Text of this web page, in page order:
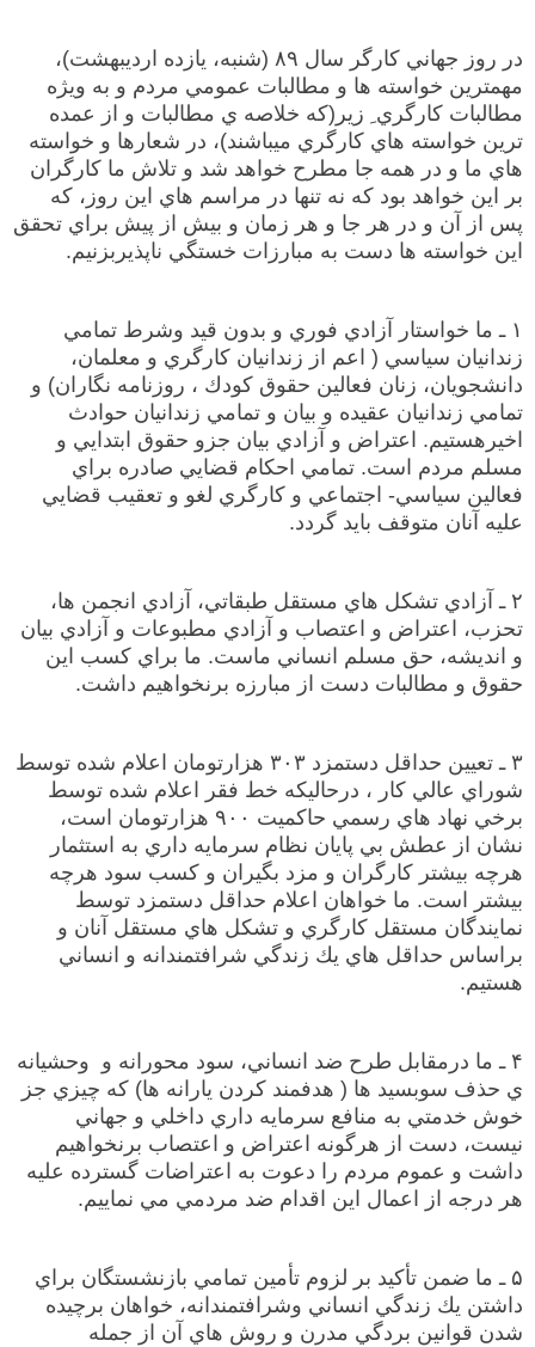
در روز جهاني كارگر سال ۸۹ (شنبه، يازده ارديبهشت)،‌
مهمترين خواسته ها و مطالبات عمومي مردم و به ویژه
مطالبات كارگري ِ زير(كه خلاصه ي مطالبات و از عمده
ترين خواسته هاي كارگري ميباشند)، در شعارها و خواسته
هاي ما و در همه جا مطرح خواهد شد و تلاش ما كارگران
بر اين خواهد بود كه نه تنها در مراسم هاي اين روز، كه
پس از آن و در هر جا و هر زمان و بيش از پيش براي تحقق
اين خواسته ها دست به مبارزات خستگي ناپذيربزنيم.
۱ ـ ما خواستار آزادي فوري و بدون قيد وشرط تمامي
زندانيان سياسي ( اعم از زندانيان كارگري و معلمان،
دانشجويان، زنان فعالين حقوق كودك ، روزنامه نگاران) و
تمامي زندانيان عقيده و بيان و تمامي زندانيان حوادث
اخيرهستيم. اعتراض و آزادي بيان جزو حقوق ابتدايي و
مسلم مردم است. تمامي احكام قضايي صادره براي
فعالين سياسي- اجتماعي و كارگري لغو و تعقيب قضايي
عليه آنان متوقف بايد گردد.
۲ ـ آزادي تشكل هاي مستقل طبقاتي، آزادي انجمن ها،
تحزب، اعتراض و اعتصاب و آزادي مطبوعات و آزادي بيان
و انديشه، حق مسلم انساني ماست. ما براي كسب اين
حقوق و مطالبات دست از مبارزه برنخواهيم داشت.
۳ ـ تعيين حداقل دستمزد ۳۰۳ هزارتومان اعلام شده توسط
شوراي عالي كار ، درحاليكه خط فقر اعلام شده توسط
برخي نهاد هاي رسمي حاكميت ۹۰۰ هزارتومان است،
نشان از عطش بي پايان نظام سرمايه داري به استثمار
هرچه بيشتر كارگران و مزد بگيران و كسب سود هرچه
بيشتر است. ما خواهان اعلام حداقل دستمزد توسط
نمايندگان مستقل كارگري و تشكل هاي مستقل آنان و
براساس حداقل هاي يك زندگي شرافتمندانه و انساني
هستيم.
۴ ـ ما درمقابل طرح ضد انساني، سود محورانه و وحشيانه
ي حذف سوبسيد ها ( هدفمند كردن يارانه ها) كه چيزي جز
خوش خدمتي به منافع سرمايه داري داخلي و جهاني
نيست، دست از هرگونه اعتراض و اعتصاب برنخواهيم
داشت و عموم مردم را دعوت به اعتراضات گسترده عليه
هر درجه از اعمال اين اقدام ضد مردمي مي نماييم.
۵ ـ ما ضمن تأكيد بر لزوم تأمين تمامي بازنشستگان براي
داشتن يك زندگي انساني وشرافتمندانه، خواهان برچيده
شدن قوانين بردگي مدرن و روش هاي آن از جمله